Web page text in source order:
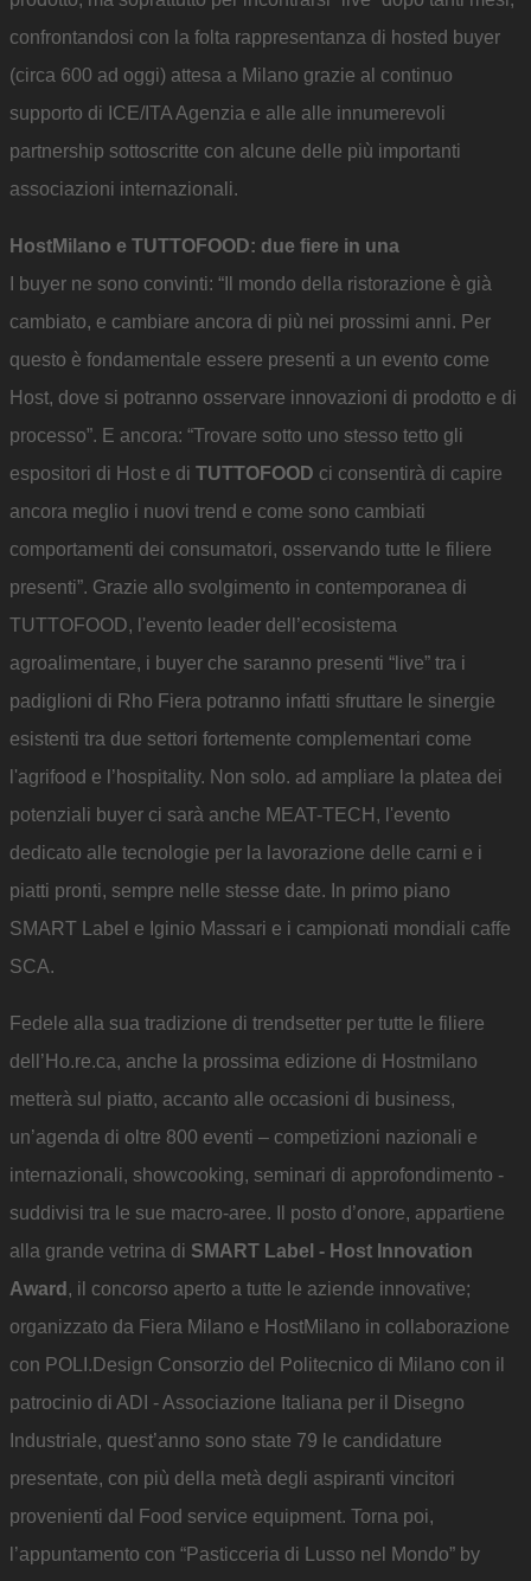
confrontandosi con la folta rappresentanza di hosted buyer
(circa 600 ad oggi) attesa a Milano grazie al continuo
supporto di ICE/ITA Agenzia e alle alle innumerevoli
partnership sottoscritte con alcune delle più importanti
associazioni internazionali.
HostMilano e TUTTOFOOD: due fiere in una
I buyer ne sono convinti: “Il mondo della ristorazione è già
cambiato, e cambiare ancora di più nei prossimi anni. Per
questo è fondamentale essere presenti a un evento come
Host, dove si potranno osservare innovazioni di prodotto e di
processo”. E ancora: “Trovare sotto uno stesso tetto gli
espositori di Host e di TUTTOFOOD ci consentirà di capire
ancora meglio i nuovi trend e come sono cambiati
comportamenti dei consumatori, osservando tutte le filiere
presenti”. Grazie allo svolgimento in contemporanea di
TUTTOFOOD, l'evento leader dell’ecosistema
agroalimentare, i buyer che saranno presenti “live” tra i
padiglioni di Rho Fiera potranno infatti sfruttare le sinergie
esistenti tra due settori fortemente complementari come
l'agrifood e l’hospitality. Non solo. ad ampliare la platea dei
potenziali buyer ci sarà anche MEAT-TECH, l'evento
dedicato alle tecnologie per la lavorazione delle carni e i
piatti pronti, sempre nelle stesse date. In primo piano
SMART Label e Iginio Massari e i campionati mondiali caffe
SCA.
Fedele alla sua tradizione di trendsetter per tutte le filiere
dell’Ho.re.ca, anche la prossima edizione di Hostmilano
metterà sul piatto, accanto alle occasioni di business,
un’agenda di oltre 800 eventi – competizioni nazionali e
internazionali, showcooking, seminari di approfondimento -
suddivisi tra le sue macro-aree. Il posto d’onore, appartiene
alla grande vetrina di SMART Label - Host Innovation
Award , il concorso aperto a tutte le aziende innovative;
organizzato da Fiera Milano e HostMilano in collaborazione
con POLI.Design Consorzio del Politecnico di Milano con il
patrocinio di ADI - Associazione Italiana per il Disegno
Industriale, quest’anno sono state 79 le candidature
presentate, con più della metà degli aspiranti vincitori
provenienti dal Food service equipment. Torna poi,
l’appuntamento con “Pasticceria di Lusso nel Mondo” by